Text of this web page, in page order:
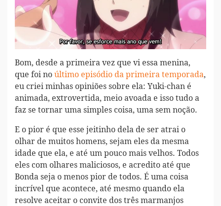
Bom, desde a primeira vez que vi essa menina,
que foi noúltimo episódio da primeira temporada,
eu criei minhas opiniões sobre ela: Yuki-chan é
animada, extrovertida, meio avoada e isso tudo a
faz se tornar uma simples coisa, uma sem noção.
E o pior é que esse jeitinho dela de ser atrai o
olhar de muitos homens, sejam eles da mesma
idade que ela, e até um pouco mais velhos. Todos
eles com olhares maliciosos, e acredito até que
Bonda seja o menos pior de todos. É uma coisa
incrível que acontece, até mesmo quando ela
resolve aceitar o convite dos três marmanjos